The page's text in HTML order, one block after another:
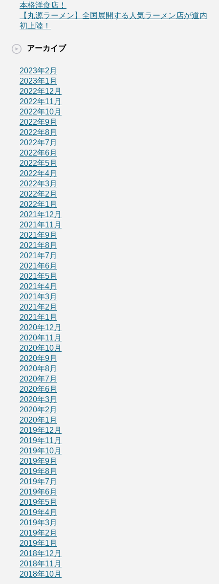
本格洋食店！
【丸源ラーメン】全国展開する人気ラーメン店が道内
初上陸！
アーカイブ
2023年2月
2023年1月
2022年12月
2022年11月
2022年10月
2022年9月
2022年8月
2022年7月
2022年6月
2022年5月
2022年4月
2022年3月
2022年2月
2022年1月
2021年12月
2021年11月
2021年9月
2021年8月
2021年7月
2021年6月
2021年5月
2021年4月
2021年3月
2021年2月
2021年1月
2020年12月
2020年11月
2020年10月
2020年9月
2020年8月
2020年7月
2020年6月
2020年3月
2020年2月
2020年1月
2019年12月
2019年11月
2019年10月
2019年9月
2019年8月
2019年7月
2019年6月
2019年5月
2019年4月
2019年3月
2019年2月
2019年1月
2018年12月
2018年11月
2018年10月